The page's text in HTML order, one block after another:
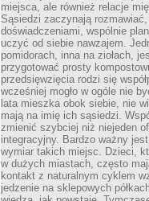
miejsca, ale również relacje
Sąsiedzi zaczynają
doświadczeniami, wspólnie
uczyć od siebie nawzajem.
pomidorach, inna na ziołach,
przygotować prosty
przedsięwzięcia rodzi się
wcześniej mogło w ogóle nie
lata mieszka obok siebie, nie
mają na imię ich sąsiedzi.
zmienić szybciej niż niejeden
integracyjny. Bardzo ważny
wymiar takich miejsc. Dzieci,
w dużych miastach, często
kontakt z naturalnym cyklem
jedzenie na sklepowych